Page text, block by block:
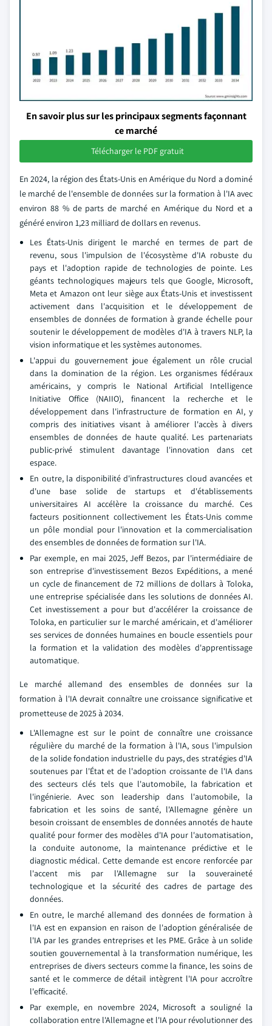
En savoir plus sur les principaux segments façonnant
ce marché
Télécharger le PDF gratuit
En 2024, la région des États-Unis en Amérique du Nord a dominé
le marché de l'ensemble de données sur la formation à l'IA avec
environ 88 % de parts de marché en Amérique du Nord et a
généré environ 1,23 milliard de dollars en revenus.
Les États-Unis dirigent le marché en termes de part de
revenu, sous l'impulsion de l'écosystème d'IA robuste du
pays et l'adoption rapide de technologies de pointe. Les
géants technologiques majeurs tels que Google, Microsoft,
Meta et Amazon ont leur siège aux États-Unis et investissent
activement dans l'acquisition et le développement de
ensembles de données de formation à grande échelle pour
soutenir le développement de modèles d'IA à travers NLP, la
vision informatique et les systèmes autonomes.
L'appui du gouvernement joue également un rôle crucial
dans la domination de la région. Les organismes fédéraux
américains, y compris le National Artificial Intelligence
Initiative Office (NAIIO), financent la recherche et le
développement dans l'infrastructure de formation en AI, y
compris des initiatives visant à améliorer l'accès à divers
ensembles de données de haute qualité. Les partenariats
public-privé stimulent davantage l'innovation dans cet
espace.
En outre, la disponibilité d'infrastructures cloud avancées et
d'une base solide de startups et d'établissements
universitaires AI accélère la croissance du marché. Ces
facteurs positionnent collectivement les États-Unis comme
un pôle mondial pour l'innovation et la commercialisation
des ensembles de données de formation sur l'IA.
Par exemple, en mai 2025, Jeff Bezos, par l'intermédiaire de
son entreprise d'investissement Bezos Expéditions, a mené
un cycle de financement de 72 millions de dollars à Toloka,
une entreprise spécialisée dans les solutions de données AI.
Cet investissement a pour but d'accélérer la croissance de
Toloka, en particulier sur le marché américain, et d'améliorer
ses services de données humaines en boucle essentiels pour
la formation et la validation des modèles d'apprentissage
automatique.
Le marché allemand des ensembles de données sur la
formation à l'IA devrait connaître une croissance significative et
prometteuse de 2025 à 2034.
L'Allemagne est sur le point de connaître une croissance
régulière du marché de la formation à l'IA, sous l'impulsion
de la solide fondation industrielle du pays, des stratégies d'IA
soutenues par l'État et de l'adoption croissante de l'IA dans
des secteurs clés tels que l'automobile, la fabrication et
l'ingénierie. Avec son leadership dans l'automobile, la
fabrication et les soins de santé, l'Allemagne génère un
besoin croissant de ensembles de données annotés de haute
qualité pour former des modèles d'IA pour l'automatisation,
la conduite autonome, la maintenance prédictive et le
diagnostic médical. Cette demande est encore renforcée par
l'accent mis par l'Allemagne sur la souveraineté
technologique et la sécurité des cadres de partage des
données.
En outre, le marché allemand des données de formation à
l'IA est en expansion en raison de l'adoption généralisée de
l'IA par les grandes entreprises et les PME. Grâce à un solide
soutien gouvernemental à la transformation numérique, les
entreprises de divers secteurs comme la finance, les soins de
santé et le commerce de détail intègrent l'IA pour accroître
l'efficacité.
Par exemple, en novembre 2024, Microsoft a souligné la
collaboration entre l'Allemagne et l'IA pour révolutionner des